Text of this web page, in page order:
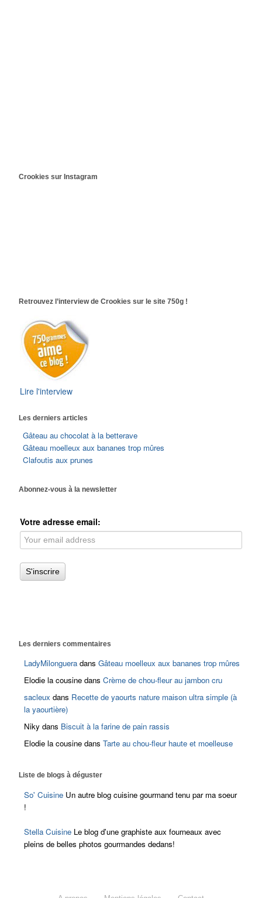
Crookies sur Instagram
Retrouvez l’interview de Crookies sur le site 750g !
Lire l'interview
Les derniers articles
Gâteau au chocolat à la betterave
Gâteau moelleux aux bananes trop mûres
Clafoutis aux prunes
Abonnez-vous à la newsletter
Votre adresse email:
Les derniers commentaires
LadyMilonguera dansGâteau moelleux aux bananes trop mûres
Elodie la cousine dansCrème de chou-fleur au jambon cru
sacleux dans Recette de yaourts nature maison ultra simple (à
la yaourtière)
Niky dans Biscuit à la farine de pain rassis
Elodie la cousine dansTarte au chou-fleur haute et moelleuse
Liste de blogs à déguster
So' Cuisine Un autre blog cuisine gourmand tenu par ma soeur
!
Stella Cuisine Le blog d'une graphiste aux fourneaux avec
pleins de belles photos gourmandes dedans!